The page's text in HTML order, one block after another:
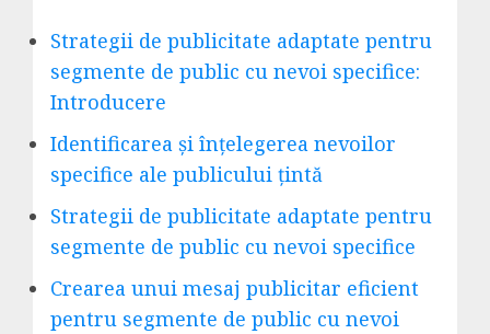
Strategii de publicitate adaptate pentru
segmente de public cu nevoi specifice:
Introducere
Identificarea și înțelegerea nevoilor
specifice ale publicului țintă
Strategii de publicitate adaptate pentru
segmente de public cu nevoi specifice
Crearea unui mesaj publicitar eficient
pentru segmente de public cu nevoi